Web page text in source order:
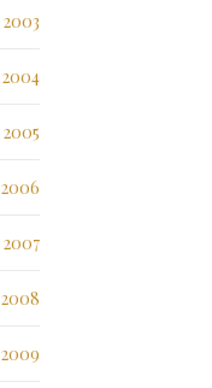
2003 (62)
2004 (38)
2005 (23)
2006 (17)
2007 (26)
2008 (48)
2009 (37)